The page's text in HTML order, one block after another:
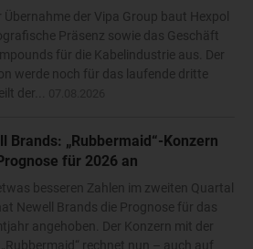
Übernahme der Vipa Group baut Hexpol
Präsenz sowie das Geschäft
für die Kabelindustrie aus. Der
werde noch für das laufende dritte
der...
Brands: „Rubbermaid“-Konzern
für 2026 an
besseren Zahlen im zweiten Quartal
Newell Brands die Prognose für das
angehoben. Der Konzern mit der
rechnet nun – auch auf